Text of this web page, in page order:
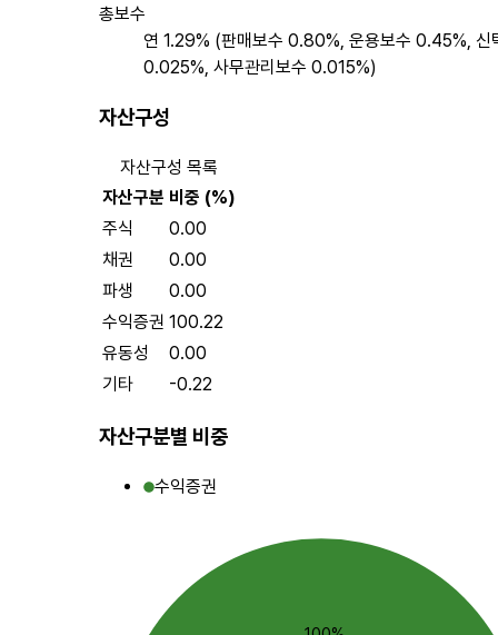
총보수
연 1.29% (판매보수 0.80%, 운용보수 0.45%, 신
0.025%, 사무관리보수 0.015%)
자산구성
자산구성 목록
자산구분 비중 (%)
주식
0.00
채권
0.00
파생
0.00
수익증권 100.22
유동성
0.00
기타
-0.22
자산구분별 비중
수익증권